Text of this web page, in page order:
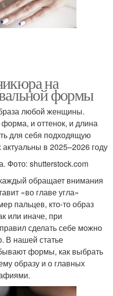
на
формы
любой женщины.
и оттенок, и длина
для себя подходящую
в 2025–2026 году
Фото: shutterstock.com
обращает внимания
«во главе угла»
пальцев, кто-то образ
или иначе, при
сделать себе можно
В нашей статье
формы, как выбрать
образу и о главных